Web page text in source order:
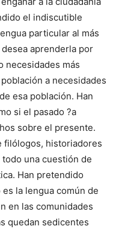
el indiscutible
particular al más
aprenderla por
necesidades más
a necesidades
esa población. Han
si el pasado ?a
sobre el presente.
filólogos, historiadores
una cuestión de
Han pretendido
la lengua común de
en las comunidades
quedan sedicentes